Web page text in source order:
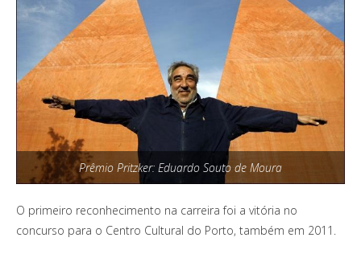
Prêmio Pritzker: Eduardo Souto de Moura
O primeiro reconhecimento na carreira foi a vitória no
concurso para o Centro Cultural do Porto, também em 2011.